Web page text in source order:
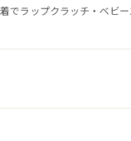
でラップクラッチ・ベビ